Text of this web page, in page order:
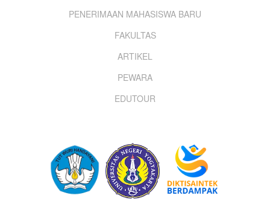
PENERIMAAN MAHASISWA BARU
FAKULTAS
ARTIKEL
PEWARA
EDUTOUR